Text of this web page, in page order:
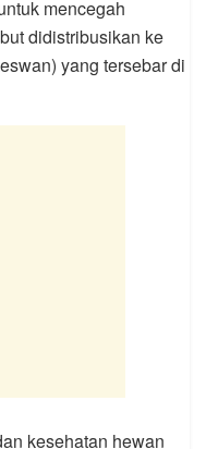
mencegah
didistribusikan ke
yang tersebar di
kesehatan hewan